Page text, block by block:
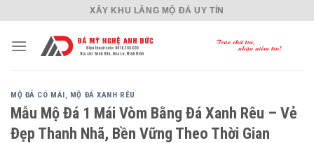
content
XÂY KHU LĂNG MỘ ĐÁ UY TÍN
MỘ ĐÁ CÓ MÁI, MỘ ĐÁ XANH RÊU
Mẫu Mộ Đá 1 Mái Vòm Bằng Đá Xanh Rêu – Vẻ
Đẹp Thanh Nhã, Bền Vững Theo Thời Gian